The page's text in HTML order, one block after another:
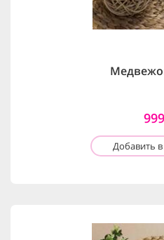
999
Добавить